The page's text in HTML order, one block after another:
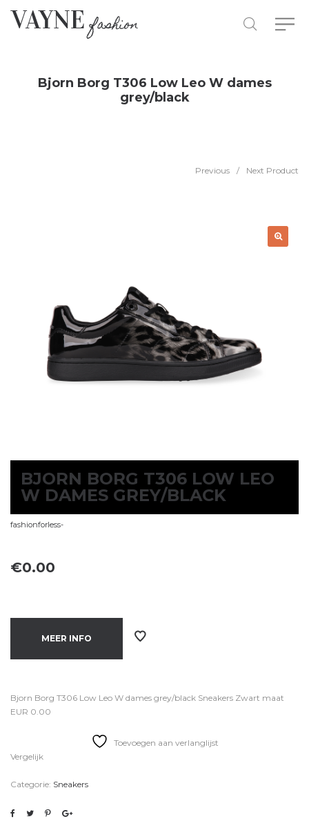
Bjorn Borg T306 Low Leo W dames
grey/black
Previous / Next Product
BJORN BORG T306 LOW LEO
W DAMES GREY/BLACK
fashionforless-
€0.00
MEER INFO
Bjorn Borg T306 Low Leo W dames grey/black Sneakers Zwart maat
EUR 0.00
Toevoegen aan verlanglijst
Vergelijk
Categorie: Sneakers